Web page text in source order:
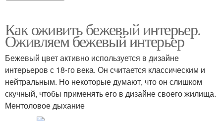
Как оживить бежевый интерьер.
Оживляем бежевый интерьер
Бежевый цвет активно используется в дизайне
интерьеров с 18-го века. Он считается классическим и
нейтральным. Но некоторые думают, что он слишком
скучный, чтобы применять его в дизайне своего жилища.
Ментоловое дыхание